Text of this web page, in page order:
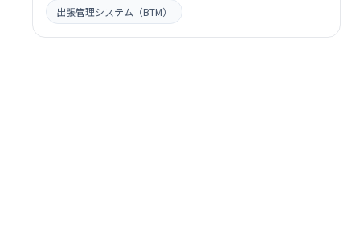
出張管理システム（BTM）